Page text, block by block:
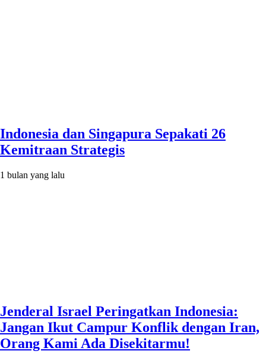
Indonesia dan Singapura Sepakati 26
Kemitraan Strategis
1 bulan yang lalu
Jenderal Israel Peringatkan Indonesia:
Jangan Ikut Campur Konflik dengan Iran,
Orang Kami Ada Disekitarmu!